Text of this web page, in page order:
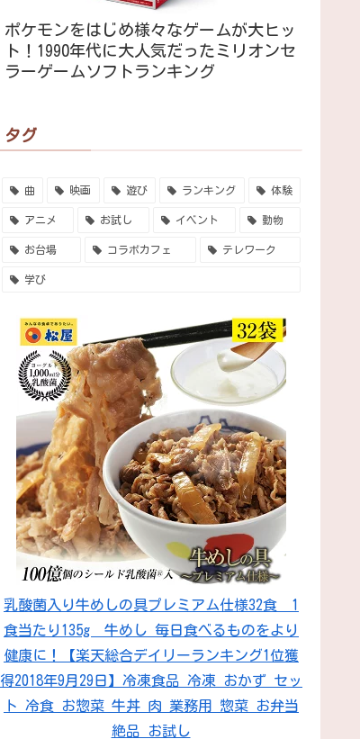
ポケモンをはじめ様々なゲームが大ヒッ
ト！1990年代に大人気だったミリオンセ
ラーゲームソフトランキング
タグ
曲 映画 遊び ランキング 体験
アニメ お試し イベント 動物
お台場 コラボカフェ テレワーク
学び
乳酸菌入り牛めしの具プレミアム仕様32食 1
食当たり135g 牛めし 毎日食べるものをより
健康に！【楽天総合デイリーランキング1位獲
得2018年9月29日】冷凍食品 冷凍 おかず セッ
ト 冷食 お惣菜 牛丼 肉 業務用 惣菜 お弁当
絶品 お試し